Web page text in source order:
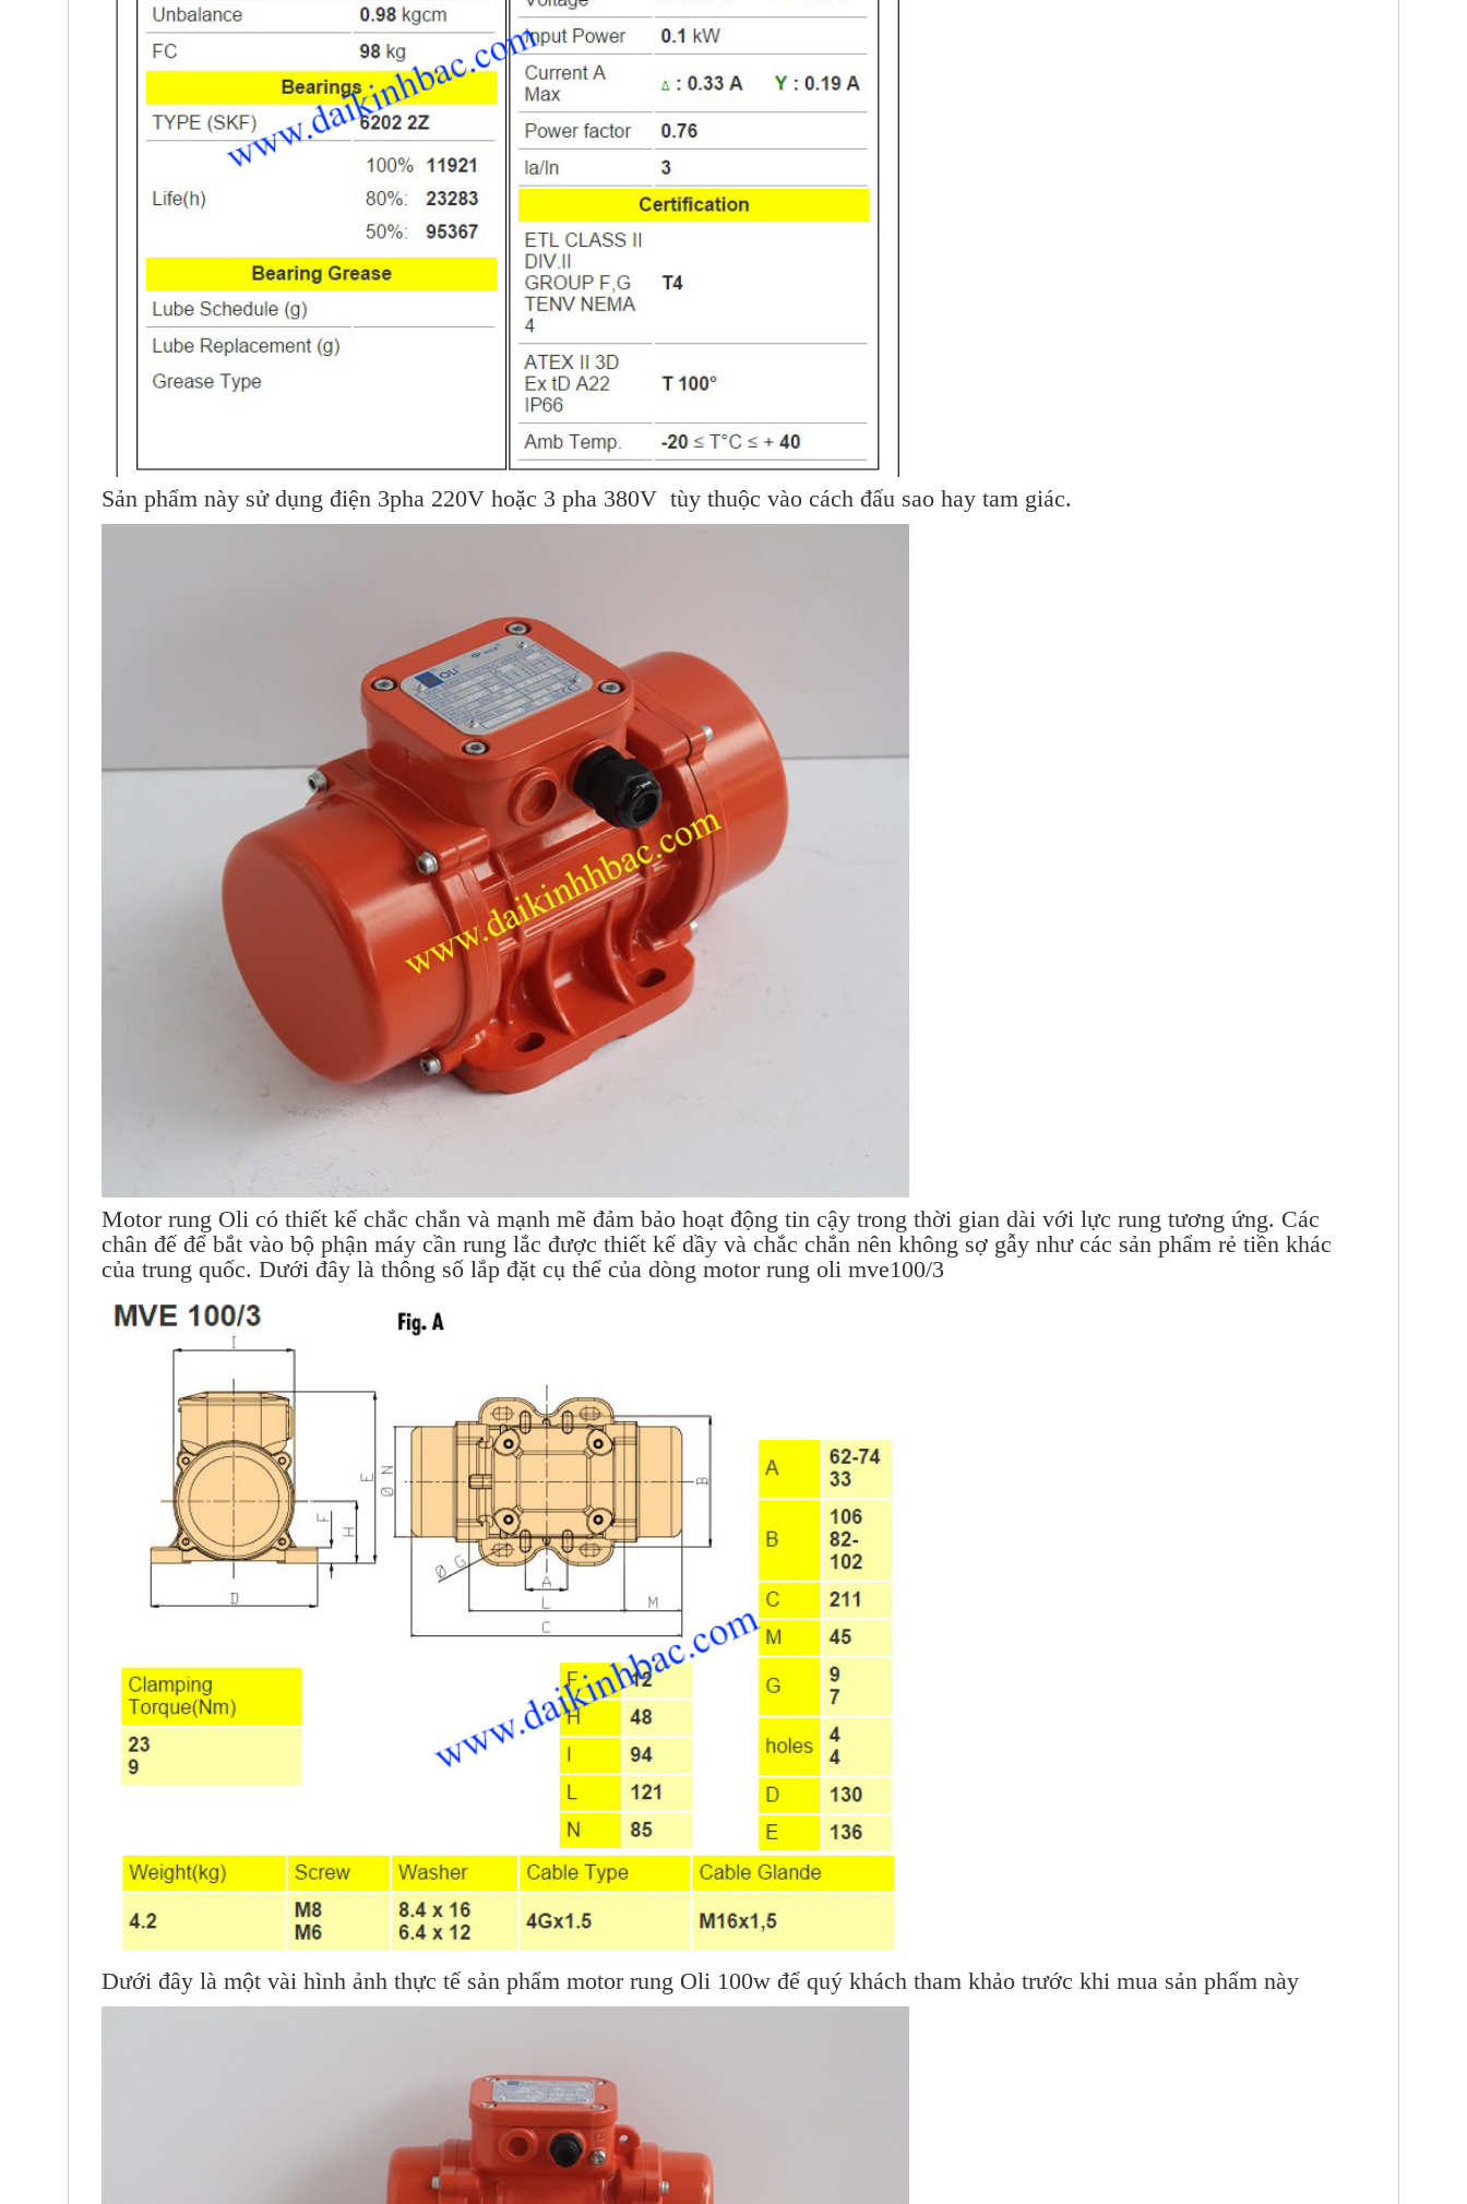
Sản phẩm này sử dụng điện 3pha 220V hoặc 3 pha 380V tùy thuộc vào cách đấu sao hay tam giác.
Motor rung Oli có thiết kế chắc chắn và mạnh mẽ đảm bảo hoạt động tin cậy trong thời gian dài với lực rung tương ứng. Các
chân đế để bắt vào bộ phận máy cần rung lắc được thiết kế dầy và chắc chắn nên không sợ gẫy như các sản phẩm rẻ tiền khác
của trung quốc. Dưới đây là thông số lắp đặt cụ thể của dòng motor rung oli mve100/3
Dưới đây là một vài hình ảnh thực tế sản phẩm motor rung Oli 100w để quý khách tham khảo trước khi mua sản phẩm này